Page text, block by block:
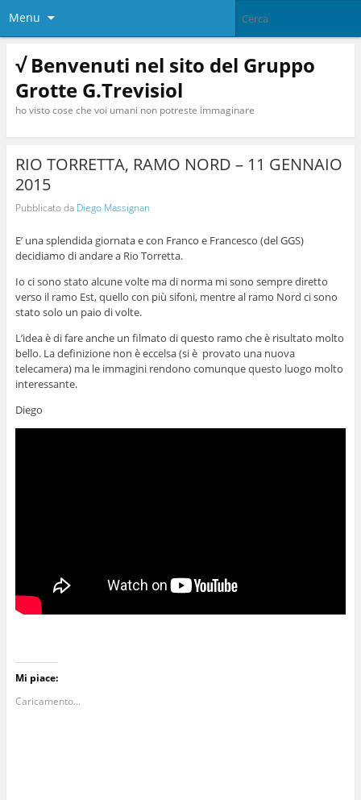
Menu
√ Benvenuti nel sito del Gruppo
Grotte G.Trevisiol
ho visto cose che voi umani non potreste immaginare
RIO TORRETTA, RAMO NORD – 11 GENNAIO
2015
Pubblicato da Diego Massignan
E’ una splendida giornata e con Franco e Francesco (del GGS)
decidiamo di andare a Rio Torretta.
Io ci sono stato alcune volte ma di norma mi sono sempre diretto
verso il ramo Est, quello con più sifoni, mentre al ramo Nord ci sono
stato solo un paio di volte.
L’idea è di fare anche un filmato di questo ramo che è risultato molto
bello. La definizione non è eccelsa (si è provato una nuova
telecamera) ma le immagini rendono comunque questo luogo molto
interessante.
Diego
Mi piace:
Caricamento...